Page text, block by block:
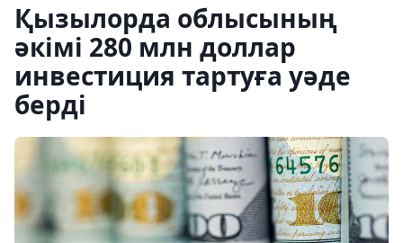
Қызылорда облысының
әкімі 280 млн доллар
инвестиция тартуға уәде
берді